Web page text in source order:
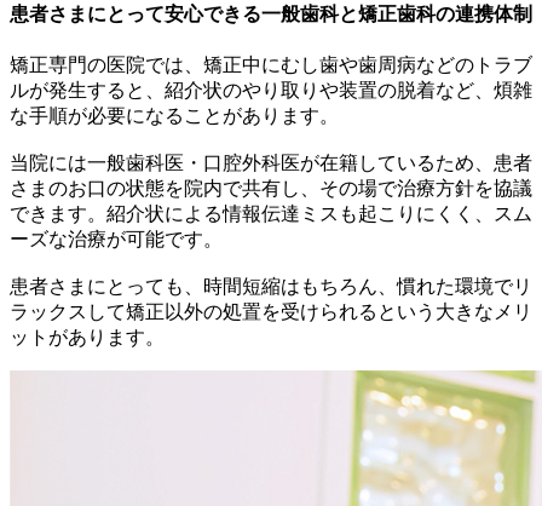
患者さまにとって安心できる一般歯科と矯正歯科の連携体制
矯正専門の医院では、矯正中にむし歯や歯周病などのトラブ
ルが発生すると、紹介状のやり取りや装置の脱着など、煩雑
な手順が必要になることがあります。
当院には一般歯科医・口腔外科医が在籍しているため、患者
さまのお口の状態を院内で共有し、その場で治療方針を協議
できます。紹介状による情報伝達ミスも起こりにくく、スム
ーズな治療が可能です。
患者さまにとっても、時間短縮はもちろん、慣れた環境でリ
ラックスして矯正以外の処置を受けられるという大きなメリ
ットがあります。